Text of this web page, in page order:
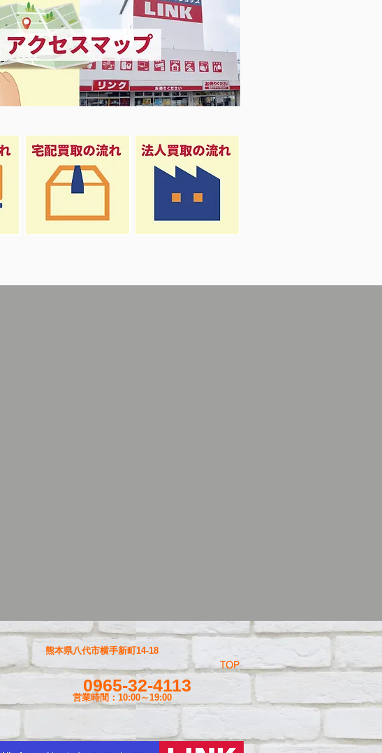
昭和レトロ ランプコーナー！💡
TOP
0965-32-4113
営業時間：10:00～19:00
熊本県八代市横手新町14-18